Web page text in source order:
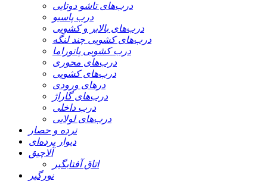
درب‌های تاشو دوتایی
درب پاسیو
درب‌های بالابر و کشویی
درب‌های کشویی چند لنگه
درب کشویی پانوراما
درب‌های محوری
درب‌های کشویی
درهای ورودی
درب‌های گاراژ
درب داخلی
درب‌های لولایی
نرده و حصار
دیوار پرده‌ای
آلاچیق
اتاق آفتابگیر
نورگیر